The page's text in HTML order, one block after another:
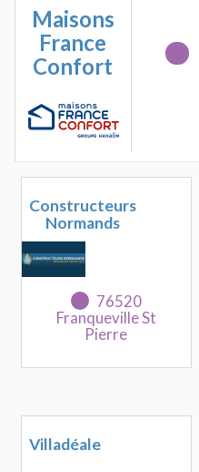
Maisons
France
Confort
Constructeurs
Normands
76520
Franqueville St
Pierre
Villadéale